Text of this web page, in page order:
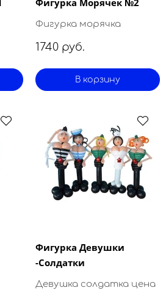
Фигурка Морячек №2
Фигурка морячка
1740 руб.
В корзину
Фигурка Девушки
-Солдатки
Девушка солдатка цена